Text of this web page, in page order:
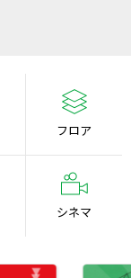
フロア
シネマ